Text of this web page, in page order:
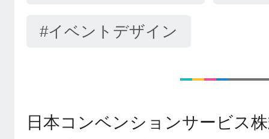
#イベントデザイン
日本コンベンションサービス